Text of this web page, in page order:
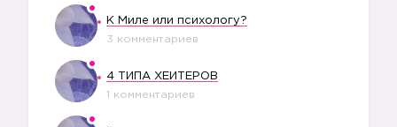
К Миле или психологу?
3 комментариев
4 ТИПА ХЕЙТЕРОВ
1 комментариев